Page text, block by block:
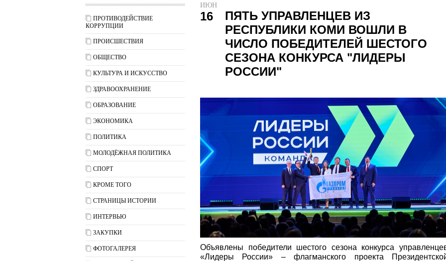
ПРОТИВОДЕЙСТВИЕ
КОРРУПЦИИ
ПРОИСШЕСТВИЯ
ОБЩЕСТВО
КУЛЬТУРА И ИСКУССТВО
ЗДРАВООХРАНЕНИЕ
ОБРАЗОВАНИЕ
ЭКОНОМИКА
ПОЛИТИКА
МОЛОДЁЖНАЯ ПОЛИТИКА
СПОРТ
КРОМЕ ТОГО
СТРАНИЦЫ ИСТОРИИ
ИНТЕРВЬЮ
ЗАКУПКИ
ФОТОГАЛЕРЕЯ
ИЮН
16
ПЯТЬ УПРАВЛЕНЦЕВ ИЗ
РЕСПУБЛИКИ КОМИ ВОШЛИ В
ЧИСЛО ПОБЕДИТЕЛЕЙ ШЕСТОГО
СЕЗОНА КОНКУРСА "ЛИДЕРЫ
РОССИИ"
Объявлены победители шестого сезона конкурса
«Лидеры России» – флагманского проекта